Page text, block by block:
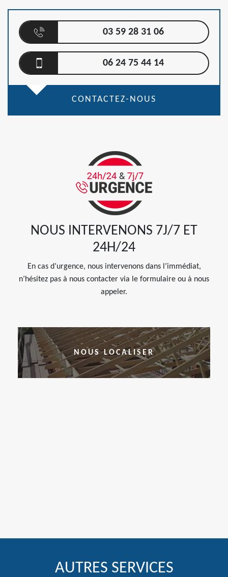
03 59 28 31 06
06 24 75 44 14
CONTACTEZ-NOUS
NOUS INTERVENONS 7J/7 ET
24H/24
En cas d’urgence, nous intervenons dans l’immédiat,
n’hésitez pas à nous contacter via le formulaire ou à nous
appeler.
NOUS LOCALISER
AUTRES SERVICES